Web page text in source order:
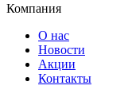
Компания
О нас
Новости
Акции
Контакты